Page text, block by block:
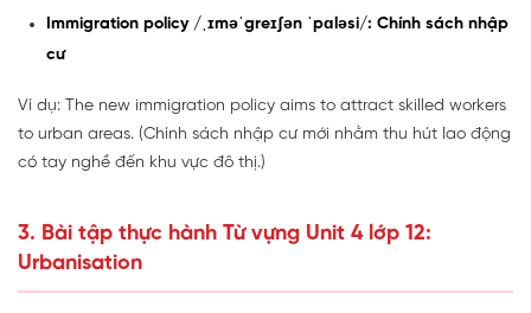
Immigration policy /ˌɪməˈgreɪʃən ˈpɑləsi/: Chính sách nhập
cư
Ví dụ: The new immigration policy aims to attract skilled workers
to urban areas. (Chính sách nhập cư mới nhằm thu hút lao động
có tay nghề đến khu vực đô thị.)
3. Bài tập thực hành Từ vựng Unit 4 lớp 12:
Urbanisation